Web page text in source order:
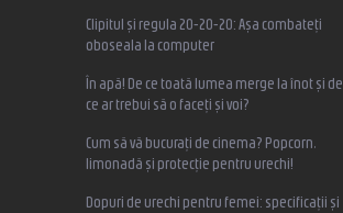
Clipitul și regula 20-20-20: Așa combateți
oboseala la computer
În apă! De ce toată lumea merge la înot și de
ce ar trebui să o faceți și voi?
Cum să vă bucurați de cinema? Popcorn,
limonadă și protecție pentru urechi!
Dopuri de urechi pentru femei: specificații și